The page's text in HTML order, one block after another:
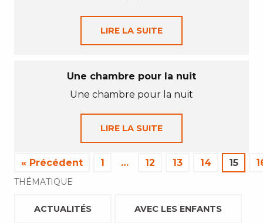
LIRE LA SUITE
Une chambre pour la nuit
Une chambre pour la nuit
LIRE LA SUITE
« Précédent 1 … 12 13 14 15
THÉMATIQUE
ACTUALITÉS AVEC LES ENFANTS